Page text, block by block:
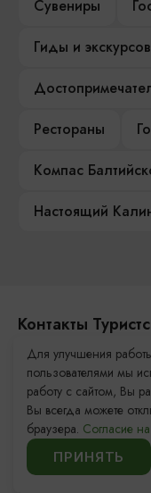
Сувениры
Гиды и
Рестораны
Компас
Настоящий
Контакты
+7 (4012)
8 (800)
info@visit-
Для улучшения
пользователями мы
работу с сайтом, Вы
Вы всегда можете
браузера. Согласие
ПРИНЯТЬ